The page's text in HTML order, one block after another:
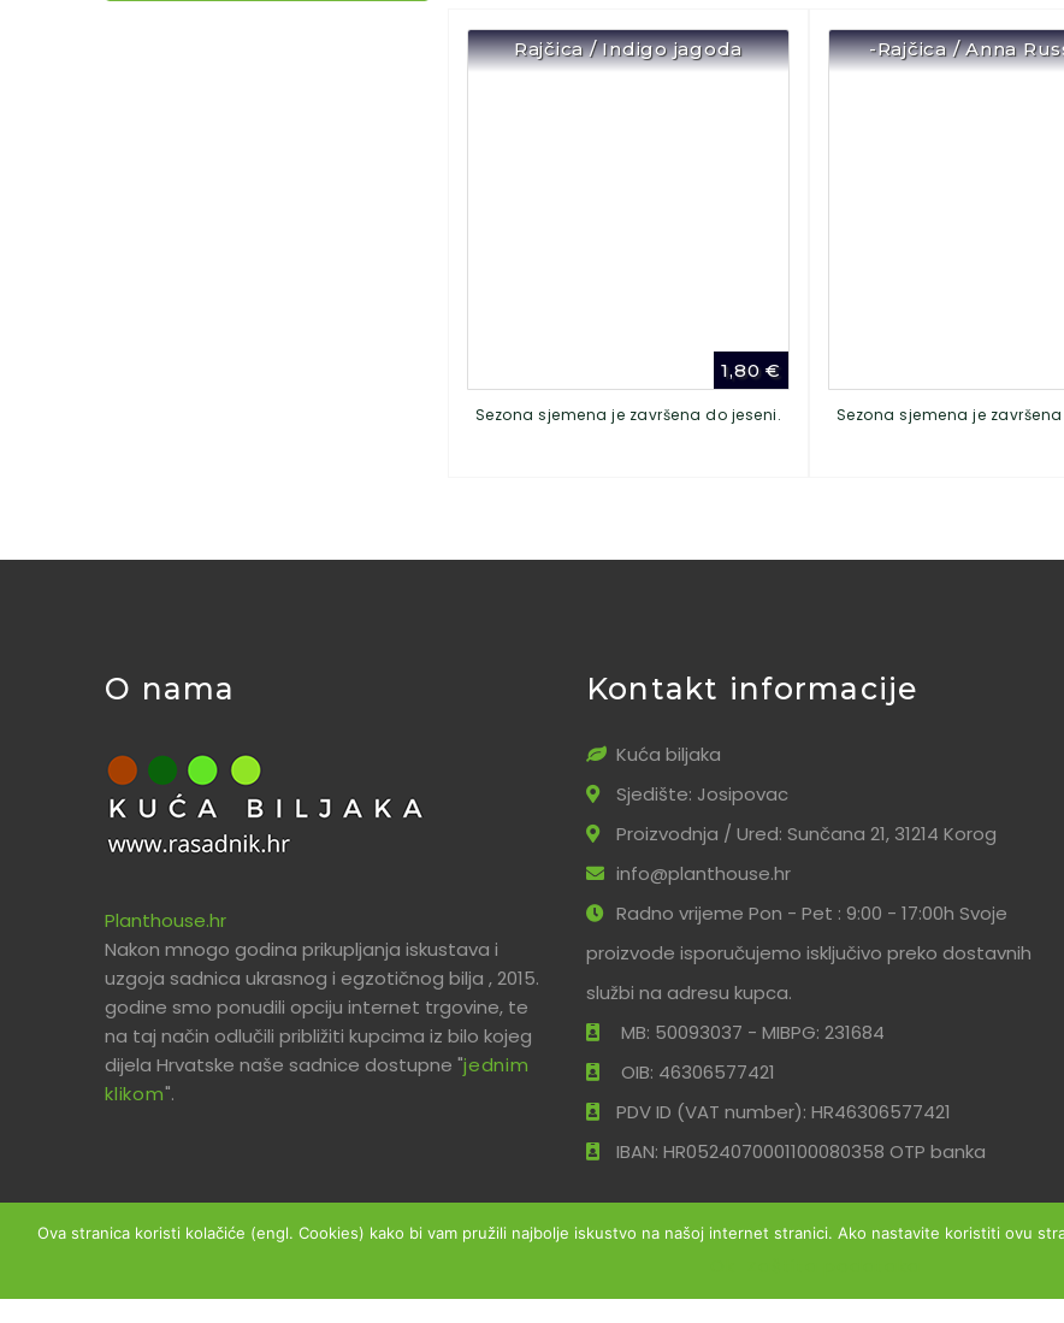
Rajčica / Indigo jagoda
1,80€
Sezona sjemena je završena do jeseni.
-Rajčica / Anna
Sezona sjemena je
O nama
Planthouse.hr
Nakon mnogo godina prikupljanja iskustava i
uzgoja sadnica ukrasnog i egzotičnog bilja , 2015.
godine smo ponudili opciju internet trgovine, te
na taj način odlučili približiti kupcima iz bilo kojeg
dijela Hrvatske naše sadnice dostupne "jednim
klikom".
Kontakt informacije
Kuća biljaka
Sjedište: Josipovac
Proizvodnja / Ured: Sunčana 21, 31214 Korog
info@planthouse.hr
Radno vrijeme Pon - Pet : 9:00 - 17:00h Svoje
proizvode isporučujemo isključivo preko dostavnih
službi na adresu kupca.
MB: 50093037 - MIBPG: 231684
OIB: 46306577421
PDV ID (VAT number): HR46306577421
IBAN: HR0524070001100080358 OTP banka
Ova stranica koristi kolačiće (engl. Cookies) kako bi vam pružili najbolje iskustvo na našoj internet stranici. Ako nastavite koristiti ovu